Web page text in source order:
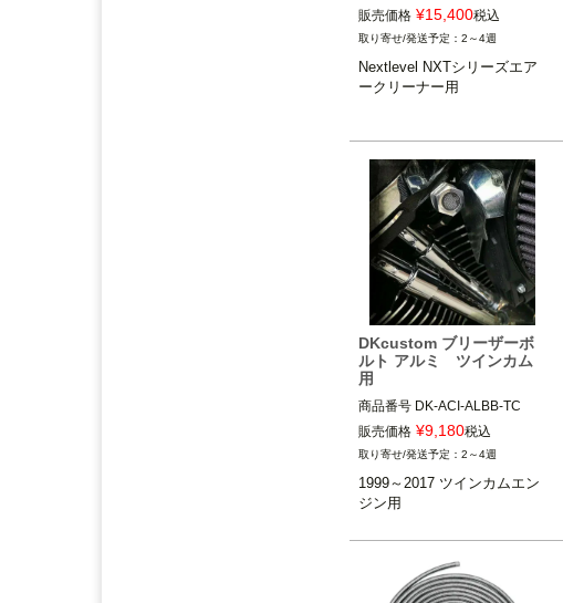
ネクストレベルNXTシリーズエ
KEN'S FACTORY（ケンズファ
販売価格 ¥15,400税込
2～4週
Nextlevel NXTシリーズエア
ークリーナー用
DKcustom ブリーザーボ
ルト アルミ ツインカム
用
商品番号 DK-ACI-ALBB-TC
DK Custom（ＤＫカスタム）
販売価格 ¥9,180税込
2～4週
1999～2017 ツインカムエン
ジン用